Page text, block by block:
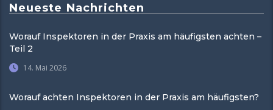
Neueste Nachrichten
Worauf Inspektoren in der Praxis am häufigsten achten –
Teil 2
14. Mai 2026
Worauf achten Inspektoren in der Praxis am häufigsten?